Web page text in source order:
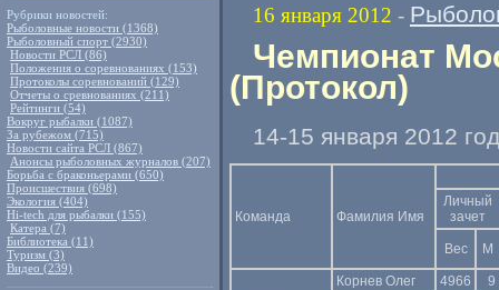
Рубрики новостей:
Рыболовные новости (1368)
Рыболовный спорт (2930)
Новости РСЛ (86)
Положения о соревнованиях (153)
Протоколы соревнований (129)
Отчеты о сревнованиях (211)
Рейтинги (54)
Вокруг рыбалки (1087)
За рубежом (715)
Новости сайта РСЛ (867)
Анонсы рыболовных журналов (207)
Борьба с браконьерами (650)
Происшествия (698)
Экология (404)
Hi-tech для рыбалки (155)
Катера (7)
Библиотека (11)
Туризм (3)
Видео (239)
16 января 2012 -
Чемпионат
(Протокол)
14-15 января 2012
Команда Фамилия Имя
Личный
зачет
Вес М
Корнев Олег 4966
9